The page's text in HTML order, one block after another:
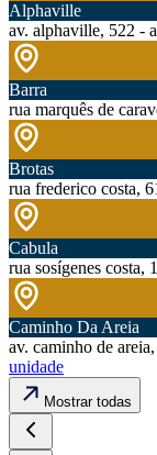
Alphaville
av. alphaville, 522 -
Barra
rua marquês de
Brotas
rua frederico costa,
Cabula
rua sosígenes costa,
Caminho Da Areia
av. caminho de
unidade
Mostrar todas